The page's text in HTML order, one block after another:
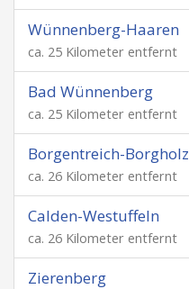
Wünnenberg-Haaren
ca. 25 Kilometer entfernt
Bad Wünnenberg
ca. 25 Kilometer entfernt
Borgentreich-Borgholz
ca. 26 Kilometer entfernt
Calden-Westuffeln
ca. 26 Kilometer entfernt
Zierenberg